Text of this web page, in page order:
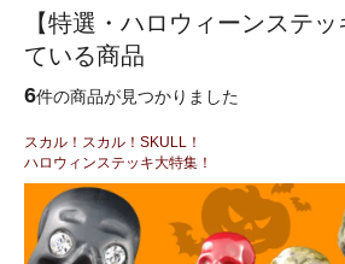
【特選・ハロウィーンステ
ている商品
6件の商品が見つかりました
スカル！スカル！SKULL！
ハロウィンステッキ大特集！